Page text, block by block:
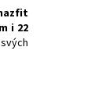
i 22